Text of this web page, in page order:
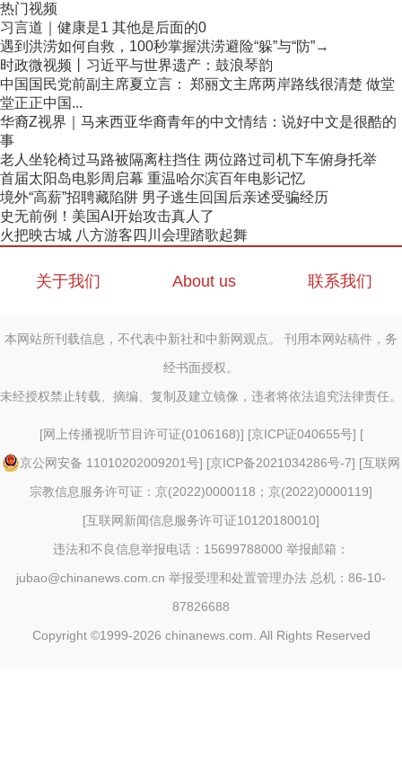
热门视频
习言道｜健康是1 其他是后面的0
遇到洪涝如何自救，100秒掌握洪涝避险“躲”与“防”→
时政微视频丨习近平与世界遗产：鼓浪琴韵
中国国民党前副主席夏立言： 郑丽文主席两岸路线很清楚 做堂
堂正正中国...
华裔Z视界｜马来西亚华裔青年的中文情结：说好中文是很酷的
事
老人坐轮椅过马路被隔离柱挡住 两位路过司机下车俯身托举
首届太阳岛电影周启幕 重温哈尔滨百年电影记忆
境外“高薪”招聘藏陷阱 男子逃生回国后亲述受骗经历
史无前例！美国AI开始攻击真人了
火把映古城 八方游客四川会理踏歌起舞
关于我们 About us 联系我们
本网站所刊载信息，不代表中新社和中新网观点。 刊用本网站稿件，务
经书面授权。
未经授权禁止转载、摘编、复制及建立镜像，违者将依法追究法律责任。
[网上传播视听节目许可证(0106168)] [京ICP证040655号] [
京公网安备 11010202009201号] [京ICP备2021034286号-7] [互联网
宗教信息服务许可证：京(2022)0000118；京(2022)0000119]
[互联网新闻信息服务许可证10120180010]
违法和不良信息举报电话：15699788000 举报邮箱：
jubao@chinanews.com.cn 举报受理和处置管理办法 总机：86-10-
87826688
Copyright ©1999-2026 chinanews.com. All Rights Reserved